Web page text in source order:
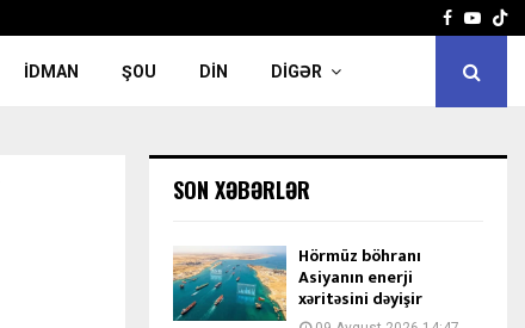
Facebook
İDMAN ŞOU DIN DIGƏR
SON XƏBƏRLƏR
Hörmüz böhranı
Asiyanın enerji
xəritəsini dəyişir